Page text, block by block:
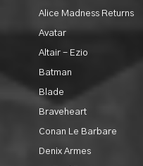
Alice Madness Returns
Avatar
Altair - Ezio
Batman
Blade
Braveheart
Conan Le Barbare
Denix Armes